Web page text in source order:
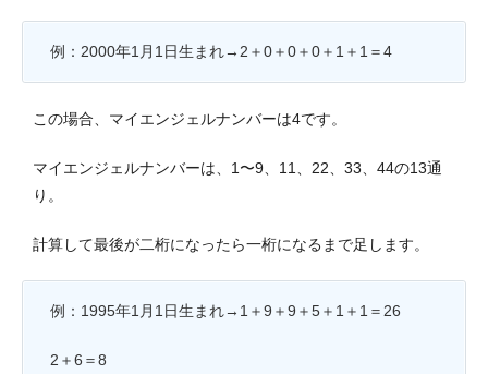
例：2000年1月1日生まれ→2＋0＋0＋0＋1＋1＝4
この場合、マイエンジェルナンバーは4です。
マイエンジェルナンバーは、1〜9、11、22、33、44の13通
り。
計算して最後が二桁になったら一桁になるまで足します。
例：1995年1月1日生まれ→1＋9＋9＋5＋1＋1＝26
2＋6＝8